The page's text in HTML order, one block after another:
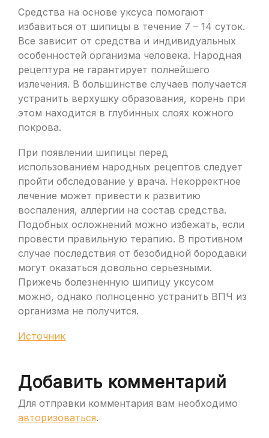
Средства на основе уксуса помогают
избавиться от шипицы в течение 7 – 14 суток.
Все зависит от средства и индивидуальных
особенностей организма человека. Народная
рецептура не гарантирует полнейшего
излечения. В большинстве случаев получается
устранить верхушку образования, корень при
этом находится в глубинных слоях кожного
покрова.
При появлении шипицы перед
использованием народных рецептов следует
пройти обследование у врача. Некорректное
лечение может привести к развитию
воспаления, аллергии на состав средства.
Подобных осложнений можно избежать, если
провести правильную терапию. В противном
случае последствия от безобидной бородавки
могут оказаться довольно серьезными.
Прижечь болезненную шипицу уксусом
можно, однако полноценно устранить ВПЧ из
организма не получится.
Источник
Добавить комментарий
Для отправки комментария вам необходимо
авторизоваться.